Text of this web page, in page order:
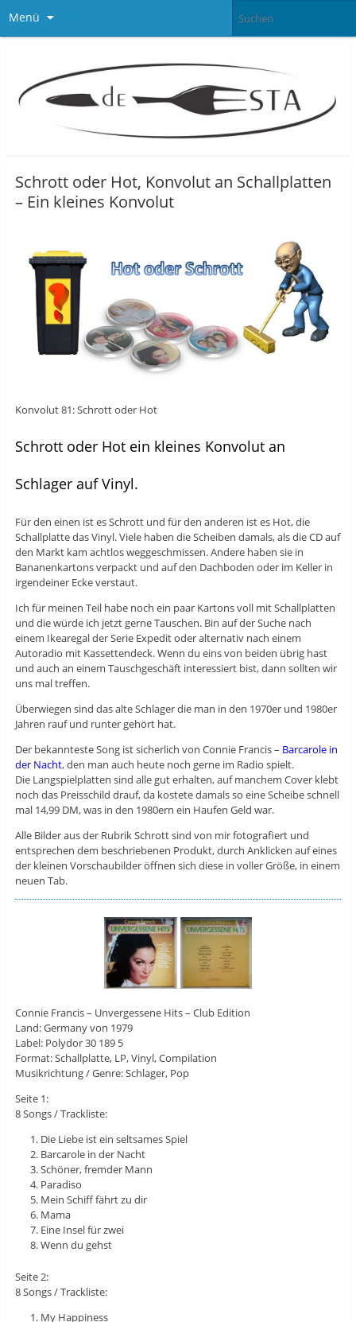
Menü
Schrott oder Hot, Konvolut an Schallplatten
– Ein kleines Konvolut
Konvolut 81: Schrott oder Hot
Schrott oder Hot ein kleines Konvolut an
Schlager auf Vinyl.
Für den einen ist es Schrott und für den anderen ist es Hot, die
Schallplatte das Vinyl. Viele haben die Scheiben damals, als die CD auf
den Markt kam achtlos weggeschmissen. Andere haben sie in
Bananenkartons verpackt und auf den Dachboden oder im Keller in
irgendeiner Ecke verstaut.
Ich für meinen Teil habe noch ein paar Kartons voll mit Schallplatten
und die würde ich jetzt gerne Tauschen. Bin auf der Suche nach
einem Ikearegal der Serie Expedit oder alternativ nach einem
Autoradio mit Kassettendeck. Wenn du eins von beiden übrig hast
und auch an einem Tauschgeschäft interessiert bist, dann sollten wir
uns mal treffen.
Überwiegen sind das alte Schlager die man in den 1970er und 1980er
Jahren rauf und runter gehört hat.
Der bekannteste Song ist sicherlich von Connie Francis – Barcarole in
der Nacht, den man auch heute noch gerne im Radio spielt.
Die Langspielplatten sind alle gut erhalten, auf manchem Cover klebt
noch das Preisschild drauf, da kostete damals so eine Scheibe schnell
mal 14,99 DM, was in den 1980ern ein Haufen Geld war.
Alle Bilder aus der Rubrik Schrott sind von mir fotografiert und
entsprechen dem beschriebenen Produkt, durch Anklicken auf eines
der kleinen Vorschaubilder öffnen sich diese in voller Größe, in einem
neuen Tab.
Connie Francis – Unvergessene Hits – Club Edition
Land: Germany von 1979
Label: Polydor 30 189 5
Format: Schallplatte, LP, Vinyl, Compilation
Musikrichtung / Genre: Schlager, Pop
Seite 1:
8 Songs / Trackliste:
Die Liebe ist ein seltsames Spiel
Barcarole in der Nacht
Schöner, fremder Mann
Paradiso
Mein Schiff fährt zu dir
Mama
Eine Insel für zwei
Wenn du gehst
Seite 2:
8 Songs / Trackliste:
My Happiness